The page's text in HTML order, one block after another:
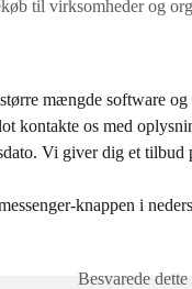
til virksomheder og
mængde software
kontakte os med
Vi giver dig et tilbud
knappen i
Besvarede